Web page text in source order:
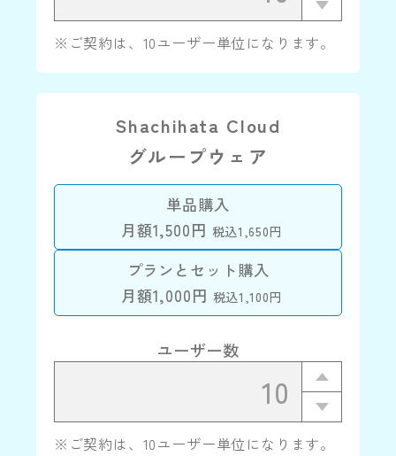
※ご契約は、10ユーザー単位になります。
Shachihata Cloud
グループウェア
単品購入
月額1,500円 税込1,650円
プランとセット購入
月額1,000円 税込1,100円
ユーザー数
※ご契約は、10ユーザー単位になります。